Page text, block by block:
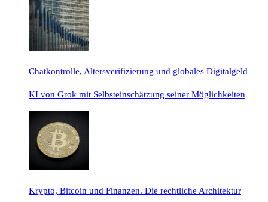
Chatkontrolle, Altersverifizierung und globales Digitalgeld
KI von Grok mit Selbsteinschätzung seiner Möglichkeiten
Krypto, Bitcoin und Finanzen. Die rechtliche Architektur